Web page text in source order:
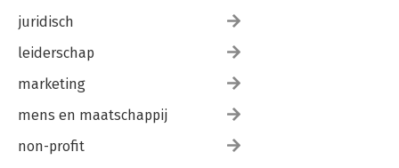
juridisch
leiderschap
marketing
mens en maatschappij
non-profit